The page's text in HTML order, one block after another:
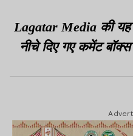
Lagatar Media की
नीचे दिए गए कमेंट